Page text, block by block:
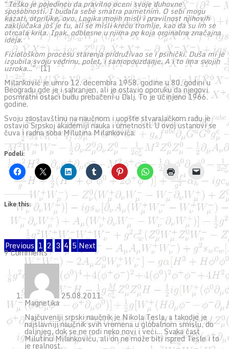
“Teško je pojedincu da pravilno oceni svoje duhovne
sposobnosti. I budala sebe smatra pametnim. O sebi mogu
kazati, otprilike, ovo. Logika mojih misli i pravilnost njihovih
zaključaka još je tu, ali se misli kreću tromije, kao da su im se
otrcala krila. Ipak, odblesne u njima po koja orginalna značajna
ideja.
Fiziološkom procesu starenja pridruživao se i psihički. Duša mi je
izgubila svoju vedrinu, polet, i samopouzdanje. A i to ima svojih
uzroka…” [1]
Milanković je umro 12. decembra 1958. godine u 80. godini u
Beogradu gde je i sahranjen, ali je ostavio oporuku da njegovi
posmratni ostaci budu prebačeni u Dalj. To je učinjeno 1966.
godine.
Svoju zaostavštinu na naučnom i uopšte stvaralačkom radu je
ostavio Srpskoj akademiji nauka i umetnosti. U ovoj ustanovi se
čuva i radna soba Milutina Milankovića.
Podeli:
Like this:
Previous 1 2 3 4 5 Next
9 Comments
25.08.2011.
Magnetika
Najčuveniji srpski naučnik je Nikola Tesla, a takodje je
najslavniji naučnik svih vremena u globalnom smislu, do
daljnjeg, dok se ne rodi neko novi i veći… Svaka čast
Milutinu Milankoviću, ali on ne može biti ispred Tesle i to
je realnost.